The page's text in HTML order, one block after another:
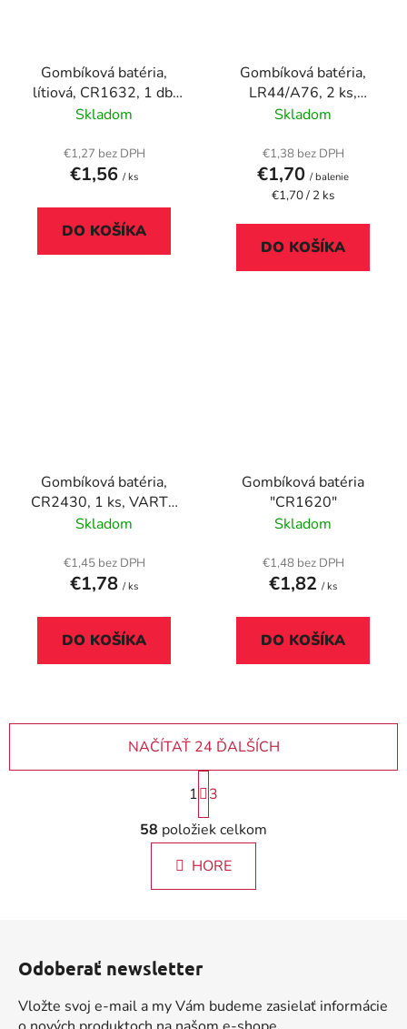
Gombíková batéria,
lítiová, CR1632, 1 db,
ENERGIZER
Skladom
€1,27 bez DPH
€1,56 / ks
DO KOŠÍKA
Gombíková batéria,
LR44/A76, 2 ks,
ENERGIZER
Skladom
€1,38 bez DPH
€1,70 / balenie
Jednotková
€1,70 / 2 ks
DO KOŠÍKA
Gombíková batéria,
CR2430, 1 ks, VARTA
"Professional"
Skladom
€1,45 bez DPH
€1,78 / ks
DO KOŠÍKA
Gombíková batéria
"CR1620"
Skladom
€1,48 bez DPH
€1,82 / ks
DO KOŠÍKA
O
v
l
á
d
e
p
r
NAČÍTAŤ 24 ĎALŠÍCH
S
t
r
á
n
k
e
1
3
58 položiek celkom
HORE
Odoberať newsletter
Vložte svoj e-mail a my Vám budeme zasielať informácie